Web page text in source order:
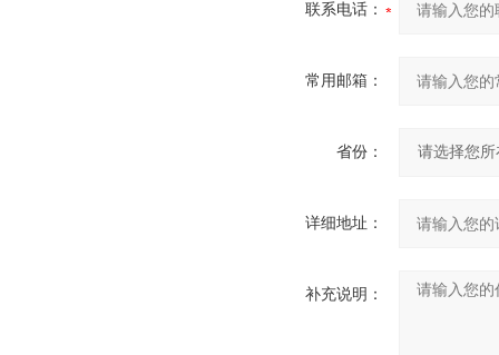
联系电话：
常用邮箱：
省份：
详细地址：
补充说明：